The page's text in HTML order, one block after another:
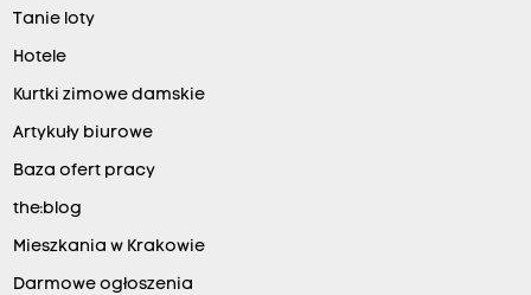
Tanie loty
Hotele
Kurtki zimowe damskie
Artykuły biurowe
Baza ofert pracy
the:blog
Mieszkania w Krakowie
Darmowe ogłoszenia